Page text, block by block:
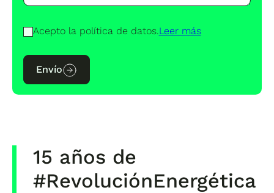
Acepto la política de datos.Leer más
Envío
15 años de
#RevoluciónEnergética